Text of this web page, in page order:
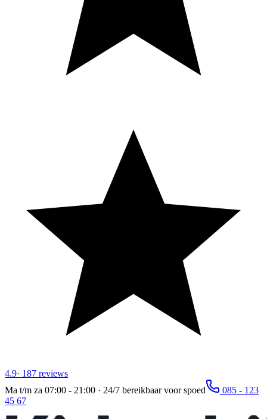
4.9· 187 reviews
Ma t/m za 07:00 - 21:00 · 24/7 bereikbaar voor spoed
085 - 123
45 67